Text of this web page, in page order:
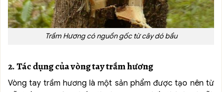
Trầm Hương có nguồn gốc từ cây dó bầu
2. Tác dụng của vòng tay trầm hương
Vòng tay trầm hương là một sản phẩm được tạo nên từ